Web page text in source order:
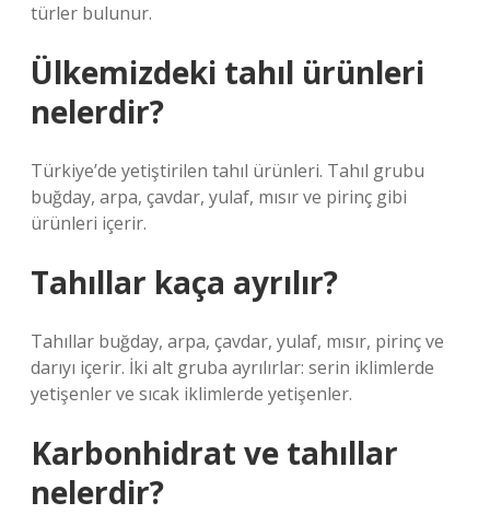
türler bulunur.
Ülkemizdeki tahıl ürünleri
nelerdir?
Türkiye’de yetiştirilen tahıl ürünleri. Tahıl grubu
buğday, arpa, çavdar, yulaf, mısır ve pirinç gibi
ürünleri içerir.
Tahıllar kaça ayrılır?
Tahıllar buğday, arpa, çavdar, yulaf, mısır, pirinç ve
darıyı içerir. İki alt gruba ayrılırlar: serin iklimlerde
yetişenler ve sıcak iklimlerde yetişenler.
Karbonhidrat ve tahıllar
nelerdir?